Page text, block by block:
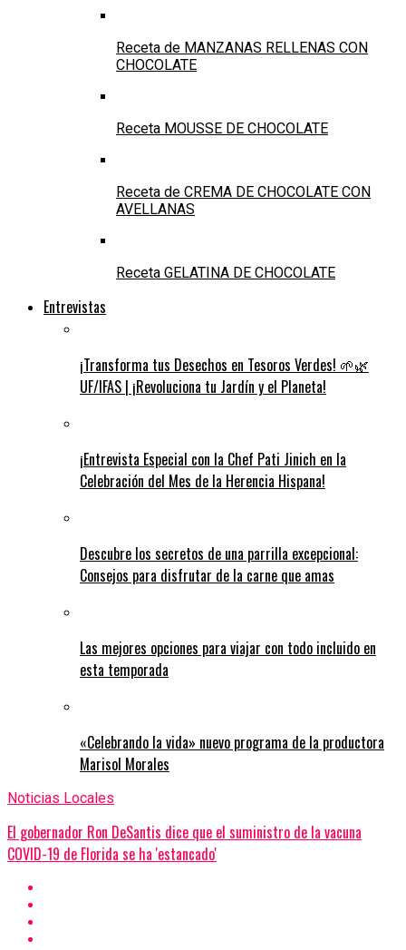
Receta de MANZANAS RELLENAS CON
CHOCOLATE
Receta MOUSSE DE CHOCOLATE
Receta de CREMA DE CHOCOLATE CON
AVELLANAS
Receta GELATINA DE CHOCOLATE
Entrevistas
¡Transforma tus Desechos en Tesoros Verdes! 🌱🌿
UF/IFAS | ¡Revoluciona tu Jardín y el Planeta!
¡Entrevista Especial con la Chef Pati Jinich en la
Celebración del Mes de la Herencia Hispana!
Descubre los secretos de una parrilla excepcional:
Consejos para disfrutar de la carne que amas
Las mejores opciones para viajar con todo incluido en
esta temporada
«Celebrando la vida» nuevo programa de la productora
Marisol Morales
Noticias Locales
El gobernador Ron DeSantis dice que el suministro de la vacuna
COVID-19 de Florida se ha 'estancado'